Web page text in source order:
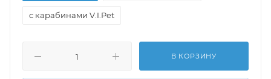
с карабинами V.I.Pet
В КОРЗИНУ